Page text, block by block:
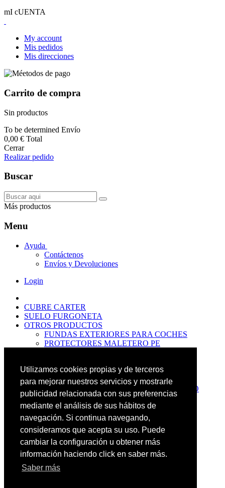
Utilizamos cookies propias y de terceros
para mejorar nuestros servicios y mostrarle
publicidad relacionada con sus preferencias
mediante el análisis de sus hábitos de
navegación. Si continua navegando,
consideramos que acepta su uso. Puede
cambiar la configuración u obtener más
información haciendo click en saber más.
Saber más
mI cUENTA
My account
Mis pedidos
Mis direcciones
Carrito de compra
Sin productos
To be determined Envío
0,00 € Total
Cerrar
Realizar pedido
Buscar
Más productos
Menu
Ayuda
Contáctenos
Envíos y Devoluciones
Login
CUBRE CARTER
SUELO FURGONETA
OTROS PRODUCTOS
FUNDAS EXTERIORES PARA COCHES
PROTECTORES MALETERO PE
PREMIUM
PROTECTORES MALETERO PE
PROTECTORES DE MALETERO CAUCHO
BASIC
ALFOMBRILLAS GOMA PREMIUM
ALFOMBRILLAS GOMA BASIC
OFERTAS
NOVEDADES
CONTACTO